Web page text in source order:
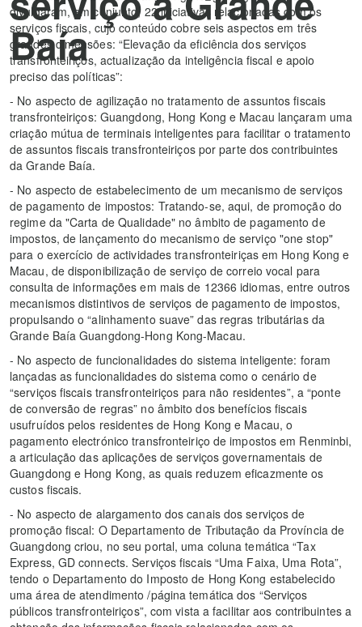
Baía
divulgaram, em conjunto, 22 iniciativas relacionadas com os
serviços fiscais, cujo conteúdo cobre seis aspectos em três
grandes dimensões: “Elevação da eficiência dos serviços
transfronteiriços, actualização da inteligência fiscal e apoio
preciso das políticas”:
- No aspecto de agilização no tratamento de assuntos fiscais
transfronteiriços: Guangdong, Hong Kong e Macau lançaram uma
criação mútua de terminais inteligentes para facilitar o tratamento
de assuntos fiscais transfronteiriços por parte dos contribuintes
da Grande Baía.
- No aspecto de estabelecimento de um mecanismo de serviços
de pagamento de impostos: Tratando-se, aqui, de promoção do
regime da "Carta de Qualidade" no âmbito de pagamento de
impostos, de lançamento do mecanismo de serviço "one stop"
para o exercício de actividades transfronteiriças em Hong Kong e
Macau, de disponibilização de serviço de correio vocal para
consulta de informações em mais de 12366 idiomas, entre outros
mecanismos distintivos de serviços de pagamento de impostos,
propulsando o “alinhamento suave” das regras tributárias da
Grande Baía Guangdong-Hong Kong-Macau.
- No aspecto de funcionalidades do sistema inteligente: foram
lançadas as funcionalidades do sistema como o cenário de
“serviços fiscais transfronteiriços para não residentes”, a “ponte
de conversão de regras” no âmbito dos benefícios fiscais
usufruídos pelos residentes de Hong Kong e Macau, o
pagamento electrónico transfronteiriço de impostos em Renminbi,
a articulação das aplicações de serviços governamentais de
Guangdong e Hong Kong, as quais reduzem eficazmente os
custos fiscais.
- No aspecto de alargamento dos canais dos serviços de
promoção fiscal: O Departamento de Tributação da Província de
Guangdong criou, no seu portal, uma coluna temática “Tax
Express, GD connects. Serviços fiscais “Uma Faixa, Uma Rota”,
tendo o Departamento do Imposto de Hong Kong estabelecido
uma área de atendimento /página temática dos “Serviços
públicos transfronteiriços”, com vista a facilitar aos contribuintes a